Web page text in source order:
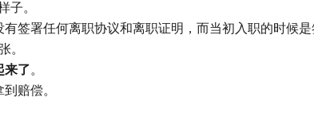
子。
签署任何离职协议和离职证明，而当初入职的时候是
。
来了。
赔偿。